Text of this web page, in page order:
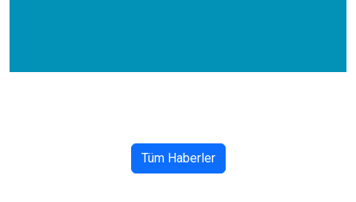
Tüm Haberler